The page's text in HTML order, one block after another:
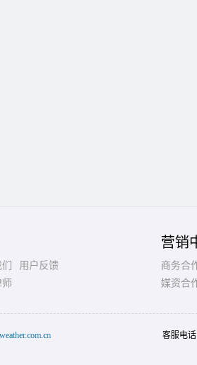
用户反馈
师
营销
商务合
媒资合
客服电